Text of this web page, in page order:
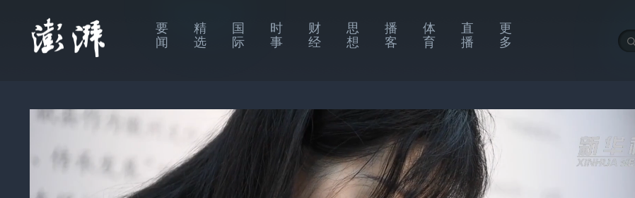
要
闻
精
选
国
际
时
事
财
经
思
想
播
客
体
育
直
播
更
多